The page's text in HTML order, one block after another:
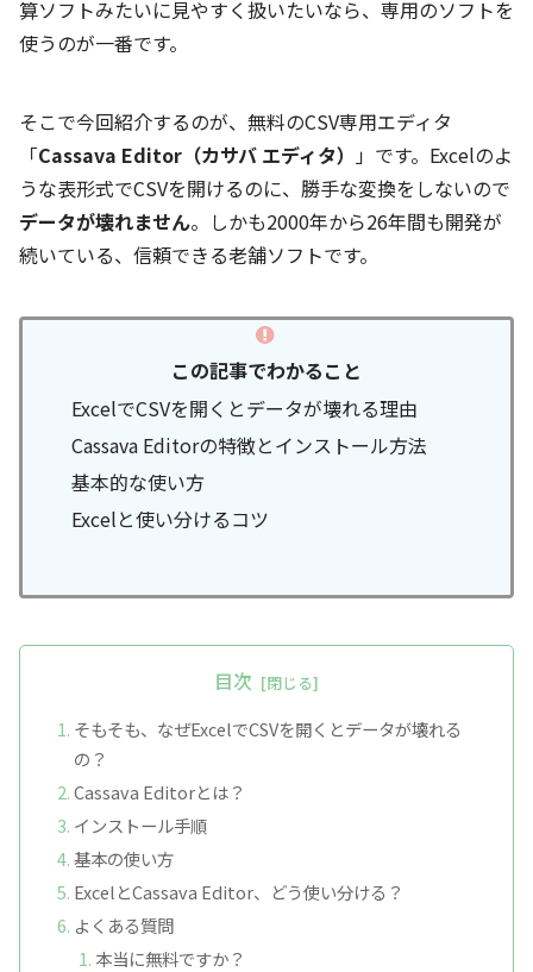
算ソフトみたいに見やすく扱いたいなら、専用のソフトを
使うのが一番です。
そこで今回紹介するのが、無料のCSV専用エディタ
「Cassava Editor（カサバ エディタ） 」です。Excelのよ
うな表形式でCSVを開けるのに、勝手な変換をしないので
データが壊れません。しかも2000年から26年間も開発が
続いている、信頼できる老舗ソフトです。
この記事でわかること
ExcelでCSVを開くとデータが壊れる理由
Cassava Editorの特徴とインストール方法
基本的な使い方
Excelと使い分けるコツ
目次
そもそも、なぜExcelでCSVを開くとデータが壊れる
の？
Cassava Editorとは？
インストール手順
基本の使い方
ExcelとCassava Editor、どう使い分ける？
よくある質問
本当に無料ですか？